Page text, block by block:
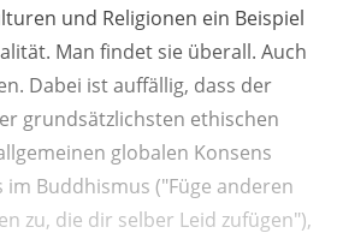
und Religionen ein Beispiel
Man findet sie überall. Auch
Dabei ist auffällig, dass der
grundsätzlichsten ethischen
globalen Konsens
im Buddhismus ("Füge anderen
zu, die dir selber Leid zufügen"),